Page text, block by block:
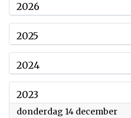
2026
2025
2024
2023
donderdag 14 december2023